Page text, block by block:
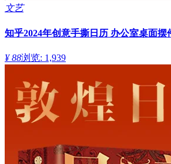
文艺
知乎2024年创意手撕日历 办公室桌面摆
¥ 88浏览: 1,939